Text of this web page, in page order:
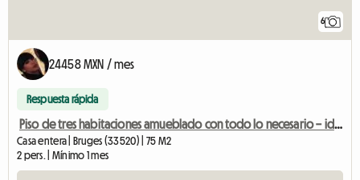
6
24458 MXN / mes
Respuesta rápida
Piso de tres habitaciones amueblado con todo lo necesario – ideal para estancias largas
Casa entera | Bruges (33520) | 75 M2
2 pers. | Mínimo 1 mes